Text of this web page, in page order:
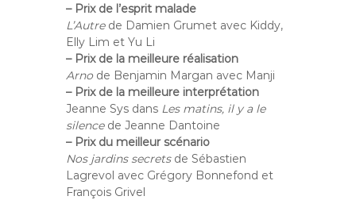
– Prix de l’esprit malade
L’Autrede Damien Grumet avec Kiddy,
Elly Lim et Yu Li
– Prix de la meilleure réalisation
Arnode Benjamin Margan avec Manji
– Prix de la meilleure interprétation
Jeanne Sys dans Les matins, il y a le
silencede Jeanne Dantoine
– Prix du meilleur scénario
Nos jardins secretsdeSébastien
Lagrevol avec Grégory Bonnefond et
François Grivel